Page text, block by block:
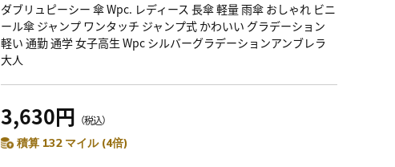
ダブリュピーシー 傘 Wpc. レディース 長傘 軽量 雨傘 おしゃれ ビニ
ール傘 ジャンプ ワンタッチ ジャンプ式 かわいい グラデーション
軽い 通勤 通学 女子高生 Wpc シルバーグラデーションアンブレラ
大人
3,630円 （税込）
積算 132 マイル (4倍)